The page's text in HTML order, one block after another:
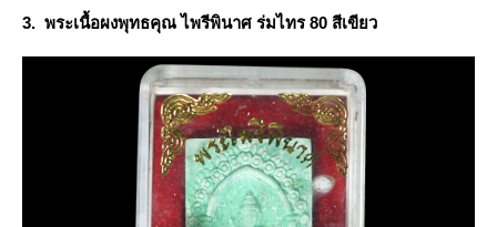
3. พระเนื้อผงพุทธคุณ ไพรีพินาศ ร่มไทร 80 สีเขียว